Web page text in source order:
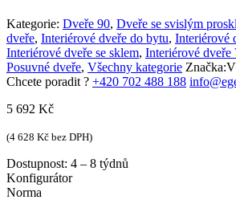
Kategorie: Dveře 90, Dveře se svislým
dveře, Interiérové dveře do bytu, Interiérové
Interiérové dveře se sklem, Interiérové
Posuvné dveře, Všechny kategorie Značka:
Chcete poradit ? +420 702 488 188
5 692 Kč
(4 628 Kč bez DPH)
Dostupnost: 4 – 8 týdnů
Konfigurátor
Norma